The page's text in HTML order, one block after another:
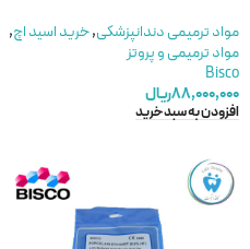
مواد ترمیمی دندانپزشکی,خرید اسید اچ,
مواد ترمیمی و پروتز
Bisco
۸۸,۰۰۰,۰۰۰ریال
افزودن به سبد خرید